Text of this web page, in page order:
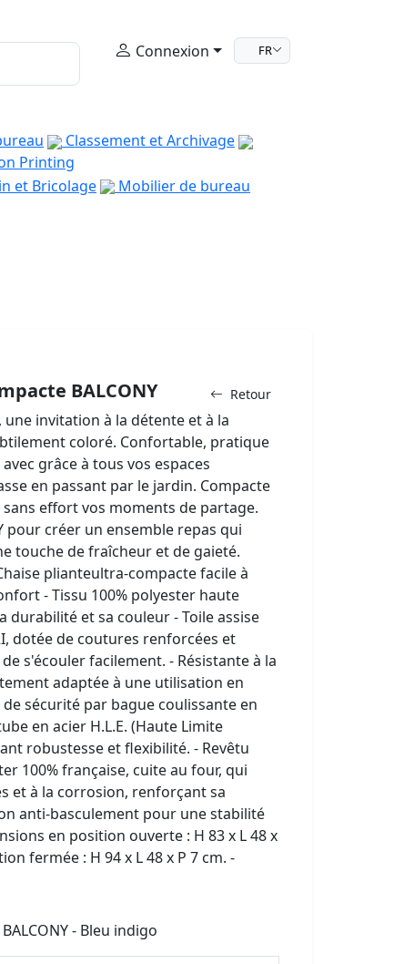
Connexion FR
Classement et Archivage
Printing
et Bricolage
Mobilier de bureau
Retour
BALCONY
une invitation à la détente et à la
coloré. Confortable, pratique
grâce à tous vos espaces
en passant par le jardin. Compacte
effort vos moments de partage.
pour créer un ensemble repas qui
touche de fraîcheur et de gaieté.
plianteultra-compacte facile à
- Tissu 100% polyester haute
durabilité et sa couleur - Toile assise
dotée de coutures renforcées et
s'écouler facilement. - Résistante à la
adaptée à une utilisation en
sécurité par bague coulissante en
en acier H.L.E. (Haute Limite
robustesse et flexibilité. - Revêtu
100% française, cuite au four, qui
et à la corrosion, renforçant sa
anti-basculement pour une stabilité
en position ouverte : H 83 x L 48 x
fermée : H 94 x L 48 x P 7 cm. -
- Bleu indigo